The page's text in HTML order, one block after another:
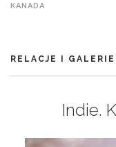
KANADA
RELACJE I GALERIE
Indie.